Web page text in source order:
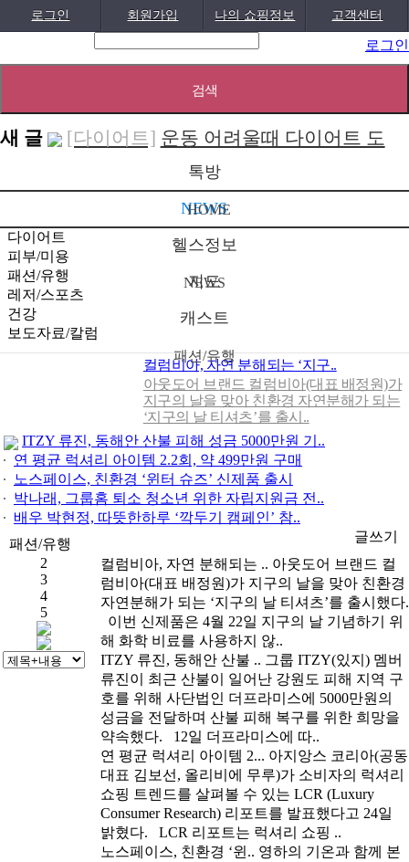
로그인 회원가입 나의 쇼핑정보 고객센터
로그인
새 글 [다이어트] 운동 어려울때 다이어트 도
[05-19]
‘지구의 ..[04-22]
[패션/유행] ITZY 류진, 동해안 산불 피
해 성금 5..[04-12]
[보도자료/칼럼] GS25, 워너브라더스와
배트맨콜라·..
[04-05]
[건강]
봄철 자살률 증가, 10대 청소년
이 위..
[건강]
향긋한 봄내음 가득 제철나물,
봄에 심해지는 알레르기 비염 예
방수..[03-28]
[보도자료/칼럼] 오뚜기, 브랜드 경험
공간 ‘오키친 ..[03-28]
[보도자료/칼럼] GS25, 하이트진로와
손잡고 ‘갓생폭..[05-24]
무조건 탄수화물 끊기? 당류부
터 줄..[05-19]
톡방
NEWS
헬스정보
지도
캐스트
HOME
NEWS
패션/유행
다이어트
피부/미용
패션/유행
레저/스포츠
건강
보도자료/칼럼
컬럼비아, 자연 분해되는 ‘지구..
아웃도어 브랜드 컬럼비아(대표 배정원)가
지구의 날을 맞아 친환경 자연분해가 되는
‘지구의 날 티셔츠’를 출시..
ITZY 류진, 동해안 산불 피해 성금 5000만원 기..
연 평균 럭셔리 아이템 2.2회, 약 499만원 구매
노스페이스, 친환경 ‘윈터 슈즈’ 신제품 출시
박나래, 그룹홈 퇴소 청소년 위한 자립지원금 전..
배우 박현정, 따뜻한하루 ‘깍두기 캠페인’ 참..
패션/유행
글쓰기
컬럼비아, 자연 분해되는 .. 아웃도어 브랜드 컬
럼비아(대표 배정원)가 지구의 날을 맞아 친환경
자연분해가 되는 ‘지구의 날 티셔츠’를 출시했다.
이번 신제품은 4월 22일 지구의 날 기념하기 위
해 화학 비료를 사용하지 않..
ITZY 류진, 동해안 산불 .. 그룹 ITZY(있지) 멤버
류진이 최근 산불이 일어난 강원도 피해 지역 구
호를 위해 사단법인 더프라미스에 5000만원의
성금을 전달하며 산불 피해 복구를 위한 희망을
약속했다. 12일 더프라미스에 따..
연 평균 럭셔리 아이템 2... 아지앙스 코리아(공동
대표 김보선, 올리비에 무루)가 소비자의 럭셔리
쇼핑 트렌드를 살펴볼 수 있는 LCR (Luxury
Consumer Research) 리포트를 발표했다고 24일
밝혔다. LCR 리포트는 럭셔리 쇼핑 ..
노스페이스, 친환경 ‘윈.. 영하의 기온과 함께 본
2
3
4
5